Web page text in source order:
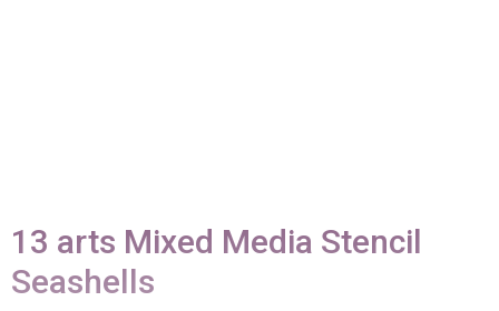
13 arts Mixed Media Stencil
Seashells